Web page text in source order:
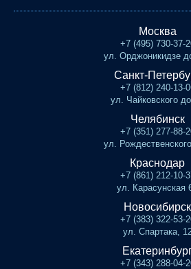
Москва
+7 (495) 730-37-
ул. Орджоникидзе
Санкт-
+7 (812) 240-13-
ул. Чайковского
Челябинск
+7 (351) 277-88-
ул.
Краснодар
+7 (861) 212-10-
ул. Карасунская
Новосибирск
+7 (383) 322-53-
ул. Спартака,
+7 (343) 288-04-